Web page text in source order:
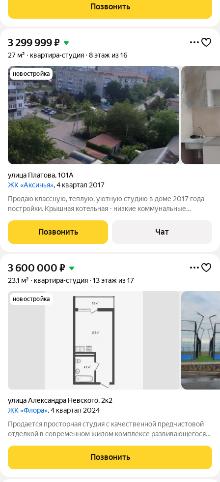
кто ценит комфорт и современный стиль жизни. В квартире
выполнен косметический
Позвонить
3 299 999₽
27 м² квартира-студия 8 этаж из 16
новостройка
улица Платова,101А
ЖК «Аксинья», 4 квартал 2017
Продаю классную, теплую, уютную студию в доме 2017 года
постройки. Крышная кoтeльная - низкие коммунальные
магазины, школа, детский сад. В пешей доступности Парк
"Мухина балка" Квартира готова к
Позвонить Чат
3 600 000 ₽
23,1 м² квартира-студия 13 этаж из 17
новостройка
улица Александра Невского, 2к2
ЖК «Флора», 4 квартал 2024
Продается просторная студия с качественной предчистовой
отделкой в современном жилом комплексе развивающегося
работы: разведена электрика и сантехника, залита стяжка
пола, стены оштукатурены под
Позвонить